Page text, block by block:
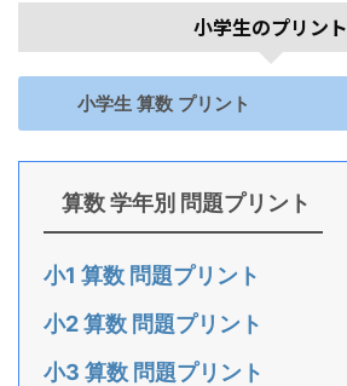
小学生のプリント
小学生 算数 プリント
算数 学年別 問題プリント
小1 算数 問題プリント
小2 算数 問題プリント
小3 算数 問題プリント